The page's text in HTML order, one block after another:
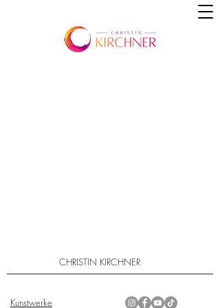
CHRISTIN KIRCHNER
Kunstwerke